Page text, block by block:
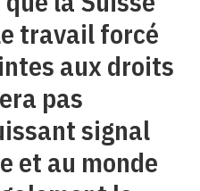
travail forcé
aux droits
pas
signal
et au monde